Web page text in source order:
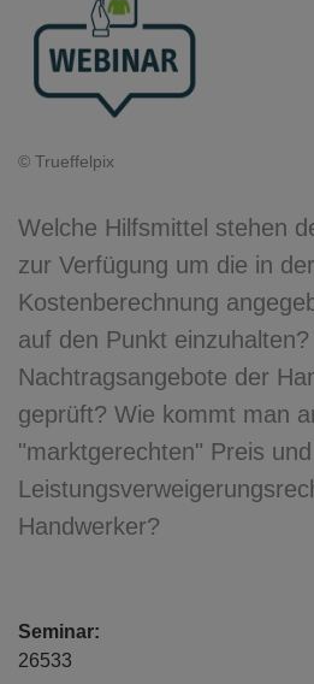
© Trueffelpix
Welche Hilfsmittel stehen
zur Verfügung um die in der
Kostenberechnung
auf den Punkt
Nachtragsangebote der
geprüft? Wie kommt man
"marktgerechten" Preis
Handwerker?
Seminar:
26533